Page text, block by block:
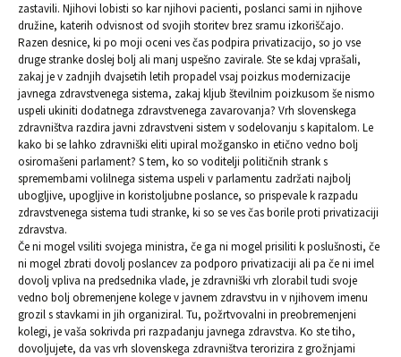
zastavili. Njihovi lobisti so kar njihovi pacienti, poslanci sami in njihove
družine, katerih odvisnost od svojih storitev brez sramu izkoriščajo.
Razen desnice, ki po moji oceni ves čas podpira privatizacijo, so jo vse
druge stranke doslej bolj ali manj uspešno zavirale. Ste se kdaj vprašali,
zakaj je v zadnjih dvajsetih letih propadel vsaj poizkus modernizacije
javnega zdravstvenega sistema, zakaj kljub številnim poizkusom še nismo
uspeli ukiniti dodatnega zdravstvenega zavarovanja? Vrh slovenskega
zdravništva razdira javni zdravstveni sistem v sodelovanju s kapitalom. Le
kako bi se lahko zdravniški eliti upiral možgansko in etično vedno bolj
osiromašeni parlament? S tem, ko so voditelji političnih strank s
spremembami volilnega sistema uspeli v parlamentu zadržati najbolj
ubogljive, upogljive in koristoljubne poslance, so prispevale k razpadu
zdravstvenega sistema tudi stranke, ki so se ves čas borile proti privatizaciji
zdravstva.
Če ni mogel vsiliti svojega ministra, če ga ni mogel prisiliti k poslušnosti, če
ni mogel zbrati dovolj poslancev za podporo privatizaciji ali pa če ni imel
dovolj vpliva na predsednika vlade, je zdravniški vrh zlorabil tudi svoje
vedno bolj obremenjene kolege v javnem zdravstvu in v njihovem imenu
grozil s stavkami in jih organiziral. Tu, požrtvovalni in preobremenjeni
kolegi, je vaša sokrivda pri razpadanju javnega zdravstva. Ko ste tiho,
dovoljujete, da vas vrh slovenskega zdravništva terorizira z grožnjami